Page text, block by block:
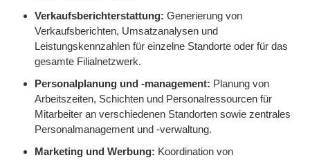
Verkaufsberichterstattung: Generierung von
Verkaufsberichten, Umsatzanalysen und
Leistungskennzahlen für einzelne Standorte oder für das
gesamte Filialnetzwerk.
Personalplanung und -management: Planung von
Arbeitszeiten, Schichten und Personalressourcen für
Mitarbeiter an verschiedenen Standorten sowie zentrales
Personalmanagement und -verwaltung.
Marketing und Werbung: Koordination von